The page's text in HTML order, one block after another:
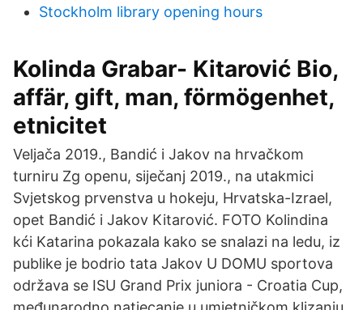
Stockholm library opening hours
Kolinda Grabar- Kitarović Bio,
affär, gift, man, förmögenhet,
etnicitet
Veljača 2019., Bandić i Jakov na hrvačkom
turniru Zg openu, siječanj 2019., na utakmici
Svjetskog prvenstva u hokeju, Hrvatska-Izrael,
opet Bandić i Jakov Kitarović. FOTO Kolindina
kći Katarina pokazala kako se snalazi na ledu, iz
publike je bodrio tata Jakov U DOMU sportova
održava se ISU Grand Prix juniora - Croatia Cup,